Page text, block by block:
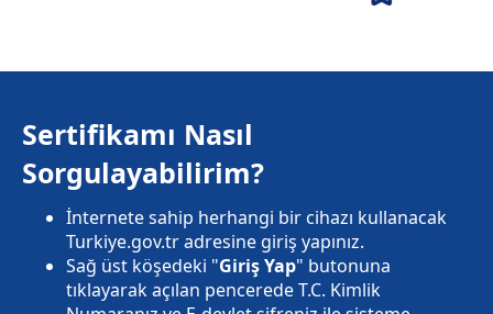
Sertifikamı Nasıl
Sorgulayabilirim?
İnternete sahip herhangi bir cihazı kullanacak
Turkiye.gov.tr adresine giriş yapınız.
Sağ üst köşedeki "Giriş Yap" butonuna
tıklayarak açılan pencerede T.C. Kimlik